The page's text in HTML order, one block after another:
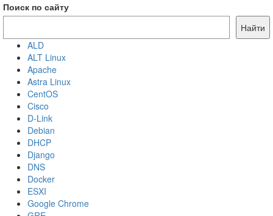
Поиск по сайту
Найти
ALD
ALT Linux
Apache
Astra Linux
CentOS
Cisco
D-Link
Debian
DHCP
Django
DNS
Docker
ESXI
Google Chrome